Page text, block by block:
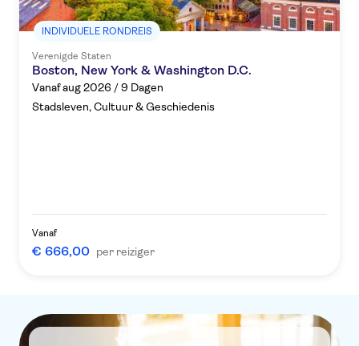
INDIVIDUELE RONDREIS
Verenigde Staten
Boston, New York & Washington D.C.
Vanaf aug 2026 / 9 Dagen
Stadsleven, Cultuur & Geschiedenis
Vanaf
€ 666,00 per reiziger